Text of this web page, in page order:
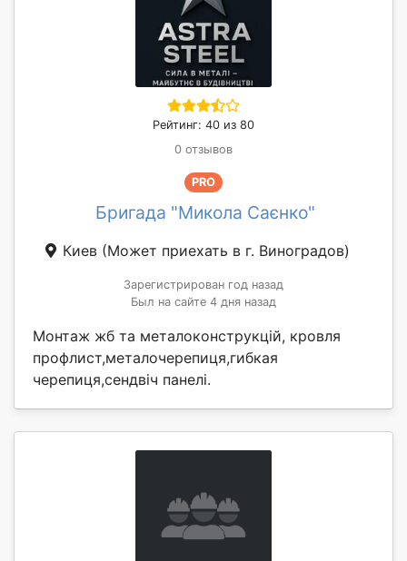
Рейтинг: 40 из 80
0 отзывов
PRO
Бригада "Микола Саєнко"
Киев (Может приехать в г. Виноградов)
Зарегистрирован год назад
Был на сайте 4 дня назад
Монтаж жб та металоконструкцій, кровля
профлист,металочерепиця,гибкая
черепиця,сендвіч панелі.